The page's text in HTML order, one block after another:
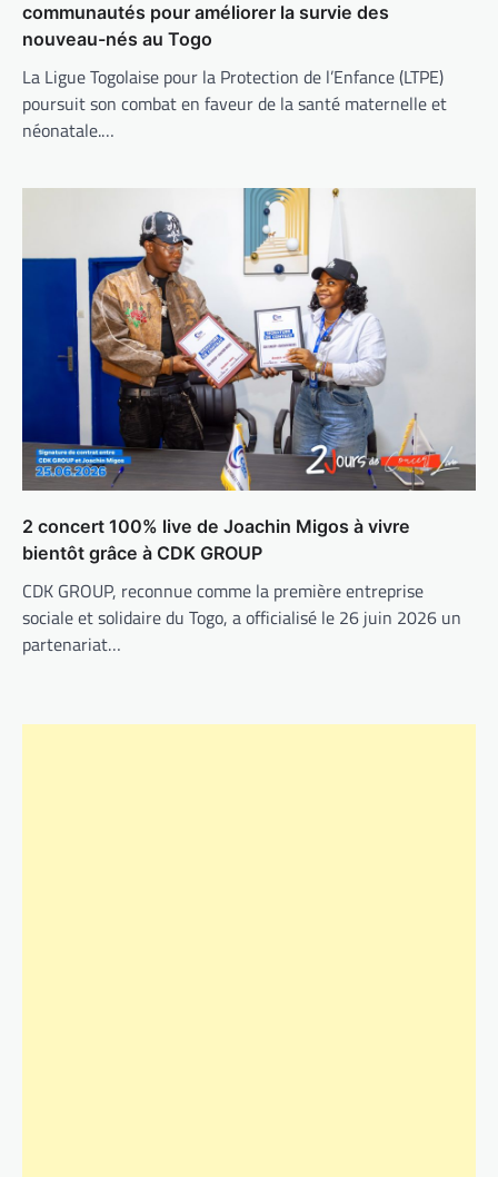
communautés pour améliorer la survie des
nouveau-nés au Togo
La Ligue Togolaise pour la Protection de l’Enfance (LTPE)
poursuit son combat en faveur de la santé maternelle et
néonatale.…
2 concert 100% live de Joachin Migos à vivre
bientôt grâce à CDK GROUP
CDK GROUP, reconnue comme la première entreprise
sociale et solidaire du Togo, a officialisé le 26 juin 2026 un
partenariat…